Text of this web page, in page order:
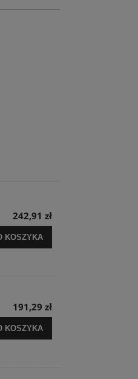
242,91 zł
KOSZYKA
191,29 zł
KOSZYKA